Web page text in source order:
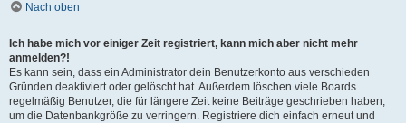
Nach oben
Ich habe mich vor einiger Zeit registriert, kann mich aber nicht mehr
anmelden?!
Es kann sein, dass ein Administrator dein Benutzerkonto aus verschieden
Gründen deaktiviert oder gelöscht hat. Außerdem löschen viele Boards
regelmäßig Benutzer, die für längere Zeit keine Beiträge geschrieben haben,
um die Datenbankgröße zu verringern. Registriere dich einfach erneut und